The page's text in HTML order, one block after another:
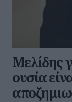
Μελίδης
ουσία